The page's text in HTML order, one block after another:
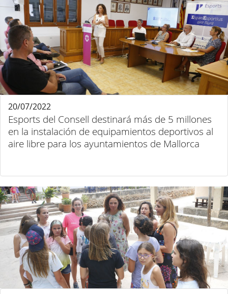
Esports del Consell destinará más de 5 millones
en la instalación de equipamientos deportivos al
aire libre para los ayuntamientos de Mallorca
20/07/2022